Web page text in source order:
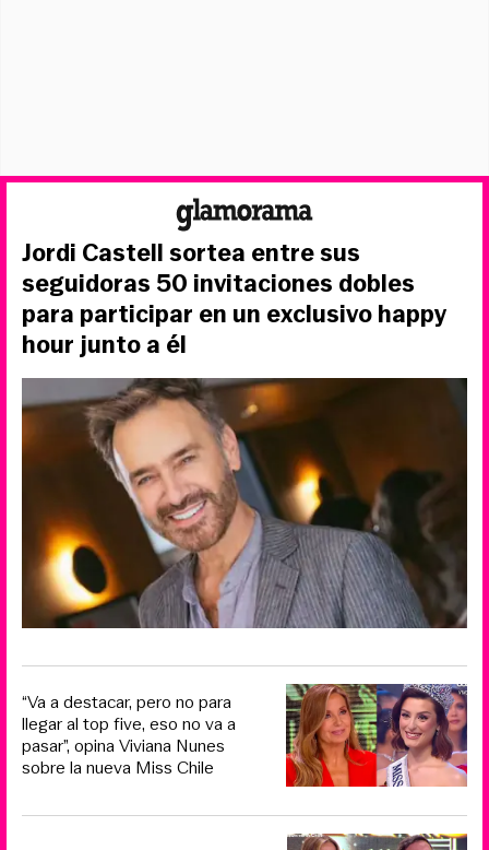
Jordi Castell sortea entre sus
seguidoras 50 invitaciones dobles
para participar en un exclusivo happy
hour junto a él
“Va a destacar, pero no para
llegar al top five, eso no va a
pasar”, opina Viviana Nunes
sobre la nueva Miss Chile